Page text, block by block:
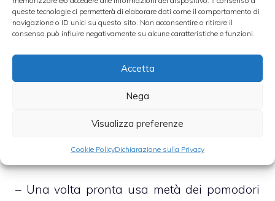
queste tecnologie ci permetterà di elaborare dati come il comportamento di
navigazione o ID unici su questo sito. Non acconsentire o ritirare il
consenso può influire negativamente su alcune caratteristiche e funzioni.
Accetta
Nega
Visualizza preferenze
Cookie PolicyDichiarazione sulla Privacy
opportunamente oliato, di una teglia aventi
le su indicate dimensioni
– A parte schiaccia grossolanamente i
pomodori pelati, dopo averli versati in un
insaporiscili con abbondante sale ed olio
extravergine di oliva
– Una volta pronta usa metà dei pomodori